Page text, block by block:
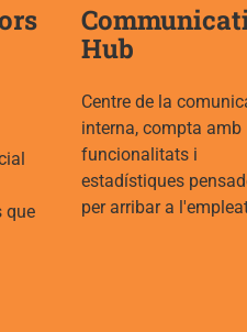
que
Hub
Centre de la
interna, compta amb
funcionalitats i
estadístiques
per arribar a